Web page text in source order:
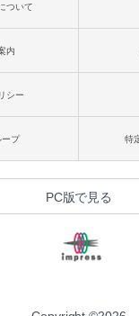
ついて
内
シー
ープ 特
PC版で見る